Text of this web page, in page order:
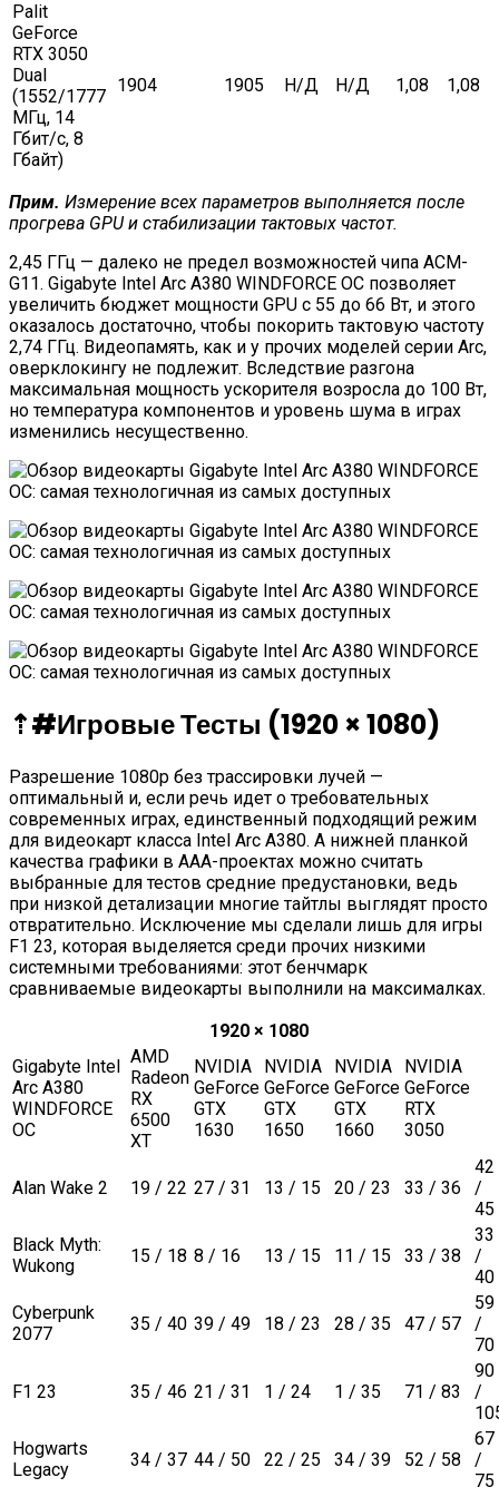
Palit
GeForce
RTX 3050
Dual
(1552/1777
МГц, 14
Гбит/с, 8
Гбайт)
1904 1905 Н/Д Н/Д 1,08 1,08
Прим. Измерение всех параметров выполняется после
прогрева GPU и стабилизации тактовых частот.
2,45 ГГц — далеко не предел возможностей чипа ACM-
G11. Gigabyte Intel Arc A380 WINDFORCE OC позволяет
увеличить бюджет мощности GPU с 55 до 66 Вт, и этого
оказалось достаточно, чтобы покорить тактовую частоту
2,74 ГГц. Видеопамять, как и у прочих моделей серии Arc,
оверклокингу не подлежит. Вследствие разгона
максимальная мощность ускорителя возросла до 100 Вт,
но температура компонентов и уровень шума в играх
изменились несущественно.
⇡#Игровые Тесты (1920 × 1080)
Разрешение 1080p без трассировки лучей —
оптимальный и, если речь идет о требовательных
современных играх, единственный подходящий режим
для видеокарт класса Intel Arc A380. А нижней планкой
качества графики в ААА-проектах можно считать
выбранные для тестов средние предустановки, ведь
при низкой детализации многие тайтлы выглядят просто
отвратительно. Исключение мы сделали лишь для игры
F1 23, которая выделяется среди прочих низкими
системными требованиями: этот бенчмарк
сравниваемые видеокарты выполнили на максималках.
1920 × 1080
Gigabyte Intel
Arc A380
WINDFORCE
OC
AMD
Radeon
RX
6500
XT
NVIDIA
GeForce
GTX
1630
NVIDIA
GeForce
GTX
1650
NVIDIA
GeForce
GTX
1660
NVIDIA
GeForce
RTX
3050
Alan Wake 2 19 / 22 27 / 31 13 / 15 20 / 23 33 / 36
42
/
45
Black Myth:
Wukong
15 / 18 8 / 16 13 / 15 11 / 15 33 / 38
33
/
40
Cyberpunk
2077
35 / 40 39 / 49 18 / 23 28 / 35 47 / 57
59
/
70
F1 23 35 / 46 21 / 31 1 / 24 1 / 35 71 / 83
90
/
Hogwarts
Legacy
34 / 37 44 / 50 22 / 25 34 / 39 52 / 58
67
/
75